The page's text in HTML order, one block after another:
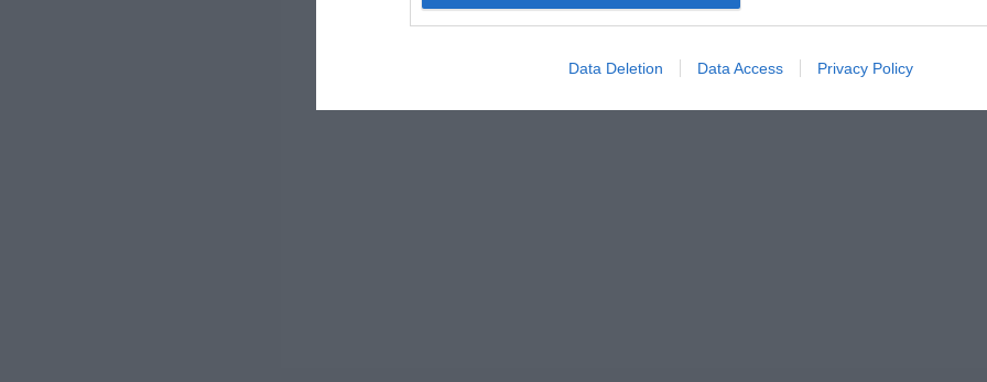
I want to allow Google to enable storage related to functionality of the website
I want to allow Google to enable storage related to personalization.
Data Deletion Data Access Privacy Policy